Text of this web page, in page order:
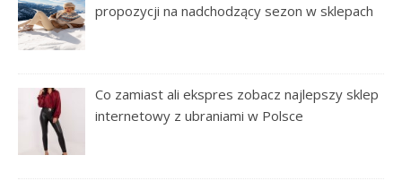
propozycji na nadchodzący sezon w sklepach
Co zamiast ali ekspres zobacz najlepszy sklep
internetowy z ubraniami w Polsce